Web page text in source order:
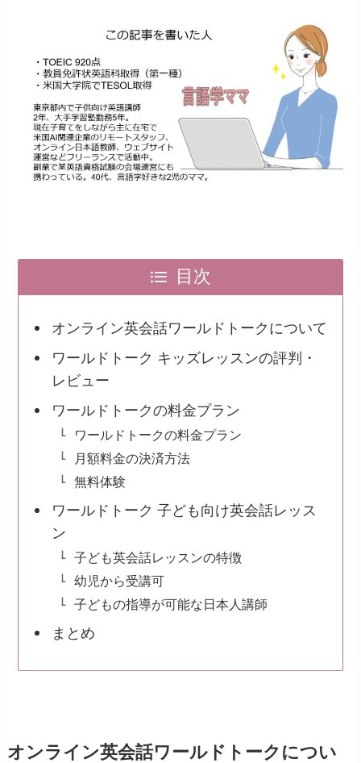
目次
オンライン英会話ワールドトークについて
ワールドトーク キッズレッスンの評判・
レビュー
ワールドトークの料金プラン
ワールドトークの料金プラン
月額料金の決済方法
無料体験
ワールドトーク 子ども向け英会話レッス
ン
子ども英会話レッスンの特徴
幼児から受講可
子どもの指導が可能な日本人講師
まとめ
オンライン英会話ワールドトークについ